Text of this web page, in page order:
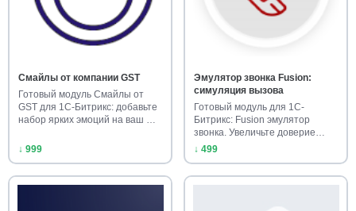
Смайлы от компании GST
Готовый модуль Смайлы от
GST для 1С-Битрикс: добавьте
набор ярких эмоций на ваш …
↓ 999
Эмулятор звонка Fusion:
симуляция вызова
Готовый модуль для 1С-
Битрикс: Fusion эмулятор
звонка. Увеличьте доверие
клиенто…
↓ 499